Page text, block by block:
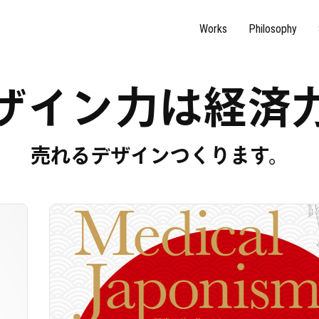
Works Philosophy
イ ン力は経済
売れるデザインつくります。